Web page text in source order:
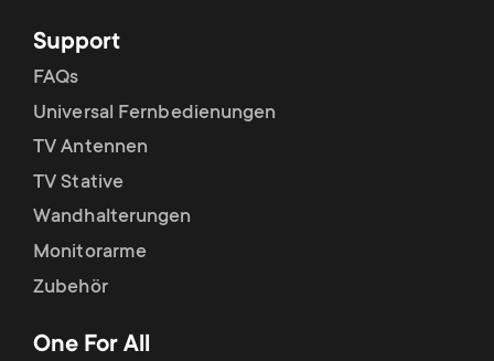
Support
FAQs
Universal Fernbedienungen
TV Antennen
TV Stative
Wandhalterungen
Monitorarme
Zubehör
One For All